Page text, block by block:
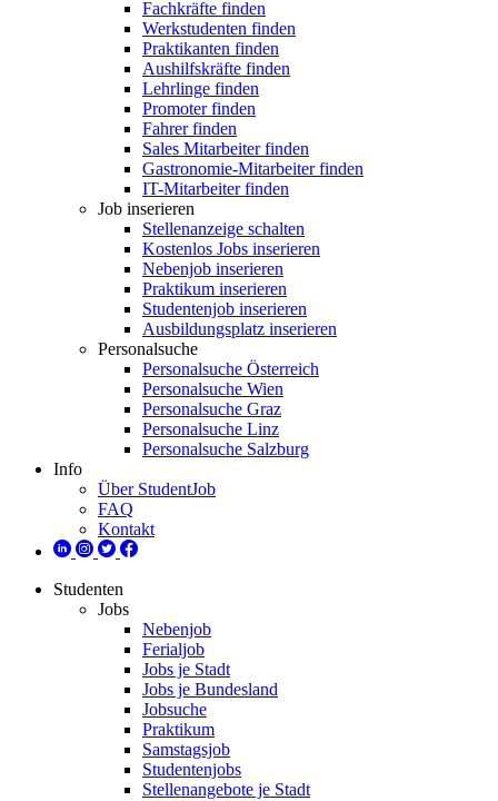
Fachkräfte finden
Werkstudenten finden
Praktikanten finden
Aushilfskräfte finden
Lehrlinge finden
Promoter finden
Fahrer finden
Sales Mitarbeiter finden
Gastronomie-Mitarbeiter finden
IT-Mitarbeiter finden
Job inserieren
Stellenanzeige schalten
Kostenlos Jobs inserieren
Nebenjob inserieren
Praktikum inserieren
Studentenjob inserieren
Ausbildungsplatz inserieren
Personalsuche
Personalsuche Österreich
Personalsuche Wien
Personalsuche Graz
Personalsuche Linz
Personalsuche Salzburg
Info
Über StudentJob
FAQ
Kontakt
Studenten
Jobs
Nebenjob
Ferialjob
Jobs je Stadt
Jobs je Bundesland
Jobsuche
Praktikum
Samstagsjob
Studentenjobs
Stellenangebote je Stadt